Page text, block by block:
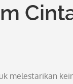
melestarikan